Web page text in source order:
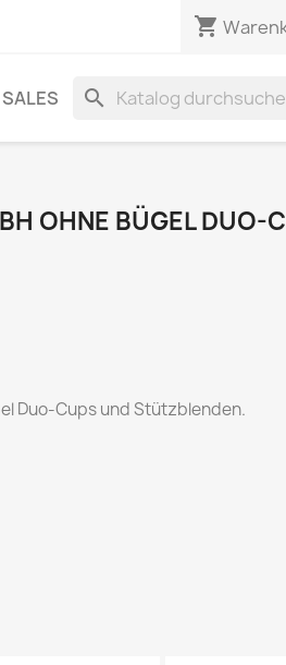
shopping_cart
SALES search
OHNE BÜGEL DUO-
Duo-Cups und Stützblenden.